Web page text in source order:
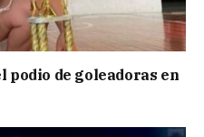
podio de goleadoras en